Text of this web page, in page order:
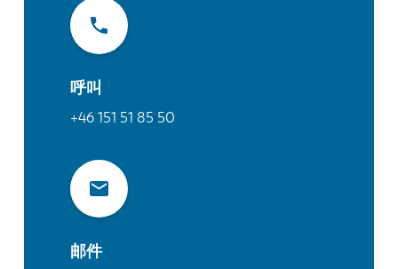
呼叫
+46 151 51 85 50
邮件
联系我们